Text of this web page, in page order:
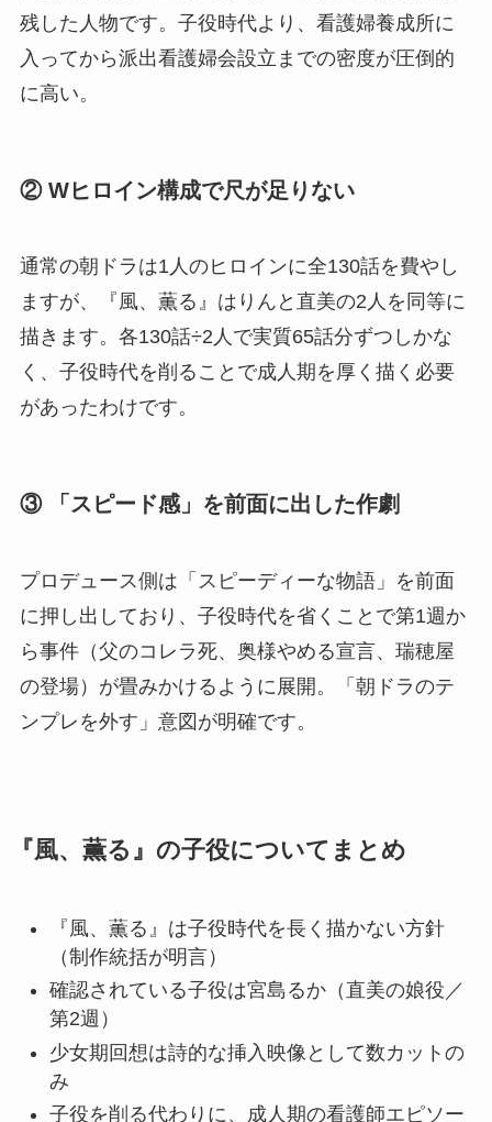
残した人物です。子役時代より、看護婦養成所に
入ってから派出看護婦会設立までの密度が圧倒的
に高い。
② Wヒロイン構成で尺が足りない
通常の朝ドラは1人のヒロインに全130話を費やし
ますが、『風、薫る』はりんと直美の2人を同等に
描きます。各130話÷2人で実質65話分ずつしかな
く、子役時代を削ることで成人期を厚く描く必要
があったわけです。
③ 「スピード感」を前面に出した作劇
プロデュース側は「スピーディーな物語」を前面
に押し出しており、子役時代を省くことで第1週か
ら事件（父のコレラ死、奥様やめる宣言、瑞穂屋
の登場）が畳みかけるように展開。「朝ドラのテ
ンプレを外す」意図が明確です。
『風、薫る』の子役についてまとめ
『風、薫る』は子役時代を長く描かない方針
（制作統括が明言）
確認されている子役は宮島るか（直美の娘役／
第2週）
少女期回想は詩的な挿入映像として数カットの
み
子役を削る代わりに、成人期の看護師エピソー